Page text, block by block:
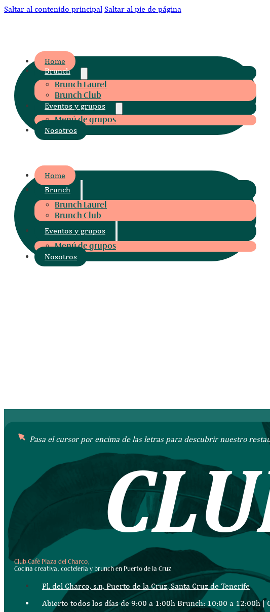
Saltar al contenido principal Saltar al pie de página
Home
Brunch
Brunch Laurel
Brunch Club
Eventos y grupos
Menú de grupos
Nosotros
Home
Brunch
Brunch Laurel
Brunch Club
Eventos y grupos
Menú de grupos
Nosotros
Pasa el cursor por encima de las letras para descubrir nuestro
CLU
Club Café Plaza del Charco,
Cocina creativa, coctelería y brunch en Puerto de la Cruz
Pl. del Charco, s.n, Puerto de la Cruz, Santa Cruz de Tenerife
Abierto todos los días de 9:00 a 1:00h Brunch: 10:00 a 12:00h |